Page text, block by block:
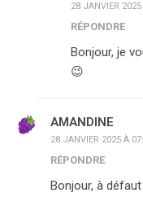
28 JANVIER
RÉPONDRE
Bonjour, je
😉
AMANDINE
28 JANVIER 2025 À
RÉPONDRE
Bonjour, à